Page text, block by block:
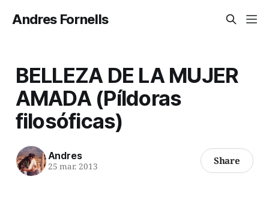
Andres Fornells
BELLEZA DE LA MUJER
AMADA (Píldoras
filosóficas)
Andres
25 mar. 2013 Share